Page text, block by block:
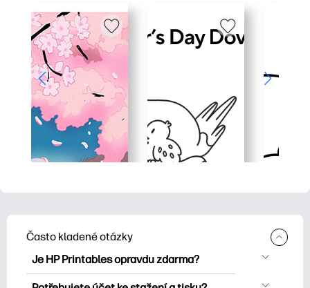
Často kladené otázky
Je HP Printables opravdu zdarma?
HP Printables nabízí více než 2500